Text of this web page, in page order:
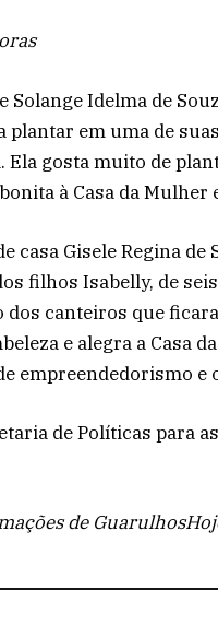
Solange Idelma de
plantar em uma de
Ela gosta muito de
à Casa da Mulher
casa Gisele Regina
filhos Isabelly, de
dos canteiros que
e alegra a Casa
empreendedorismo
de Políticas para
de